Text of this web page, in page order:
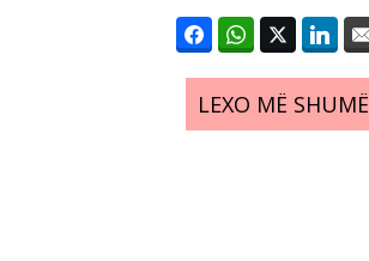
LEXO MË SHUMË